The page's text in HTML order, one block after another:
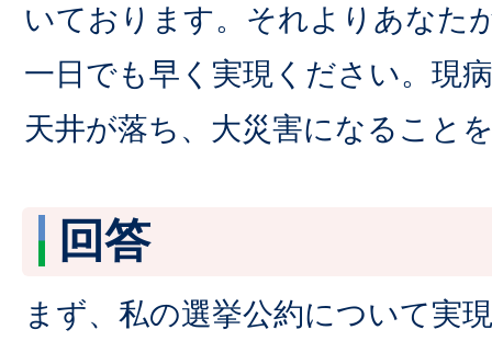
いております。それよりあなた
一日でも早く実現ください。現
天井が落ち、大災害になること
回答
まず、私の選挙公約について実